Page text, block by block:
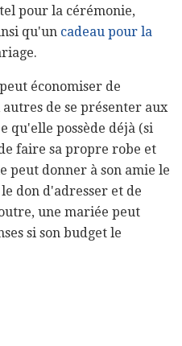
pour la cérémonie,
qu'un cadeau pour la
économiser de
de se présenter aux
qu'elle possède déjà (si
faire sa propre robe et
peut donner à son amie le
don d'adresser et de
une mariée peut
si son budget le